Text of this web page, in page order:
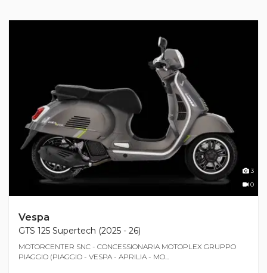
3
0
Vespa
GTS 125 Supertech (2025 - 26)
MOTORCENTER SNC - CONCESSIONARIA MOTOPLEX GRUPPO
PIAGGIO (PIAGGIO - VESPA - APRILIA - MO...